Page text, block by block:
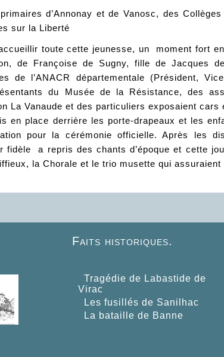
d’Annonay et de Vanosc, des
sur la Liberté
toute cette jeunesse, un moment fort
de Françoise de Sugny, fille de Jacques
de l’ANACR départementale (Président,
du Musée de la Résistance, des
La Vanaude et des particuliers exposaient cars
en place derrière les porte-drapeaux et les
pour la cérémonie officielle. Après les
fidèle a repris des chants d’époque et cette
la Chorale et le trio musette qui assuraient
Faits historiques.
Tragédie de Labastide de
Virac
Les fusillés de Sanilhac
La bataille de Banne